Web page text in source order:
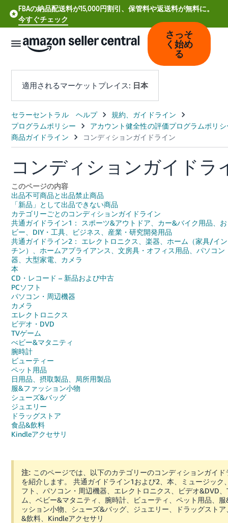
FBAの納品配送料が15,000円割引、保管料や返送料が無料に。
今すぐチェック
日
本
語
中
文
-
CN
Deutsch
- DE
Español
- ES
Français
- FR
Italiano
- IT
한
국
어
-
KR
日
本
語
-
English
- JP
ロ
グ
イ
ン
さ
く
始
め
る
さっそ
く始め
る
適用されるマーケットプレイス: 日本
コンディションガイドラ
このページの内容
出品不可商品と出品禁止商品
「新品」として出品できない商品
カテゴリーごとのコンディションガイドライン
共通ガイドライン1： スポーツ&アウトドア、カー&バイク用品、
ビー、DIY・工具、ビジネス、産業・研究開発用品
共通ガイドライン2： エレクトロニクス、楽器、ホーム（家具/イ
チン）、ホームアプライアンス、文房具・オフィス用品、パソコン
器、大型家電、カメラ
本
CD・レコード – 新品および中古
PCソフト
パソコン・周辺機器
カメラ
エレクトロニクス
ビデオ・DVD
TVゲーム
べビー&マタニティ
腕時計
ビューティー
ペット用品
日用品、摂取製品、局所用製品
服&ファッション小物
シューズ&バッグ
ジュエリー
ドラッグストア
食品&飲料
Kindleアクセサリ
注: このページでは、以下のカテゴリーのコンディションガイド
を紹介します。 共通ガイドライン1および2、本、ミュージック
フト、パソコン・周辺機器、エレクトロニクス、ビデオ&DVD、
ム、ベビー&マタニティ、腕時計、ビューティ、ペット用品、服
ッション小物、シューズ&バッグ、ジュエリー、ドラッグストア
&飲料、Kindleアクセサリ